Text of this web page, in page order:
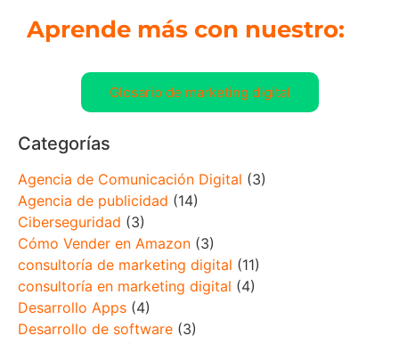
Aprende más con nuestro:
Glosario de marketing digital
Categorías
Agencia de Comunicación Digital (3)
Agencia de publicidad (14)
Ciberseguridad (3)
Cómo Vender en Amazon (3)
consultoría de marketing digital (11)
consultoría en marketing digital (4)
Desarrollo Apps (4)
Desarrollo de software (3)